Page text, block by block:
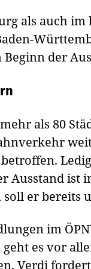
als auch im
der
als 80
Ausstand ist
er bereits
im
es vor
Verdi